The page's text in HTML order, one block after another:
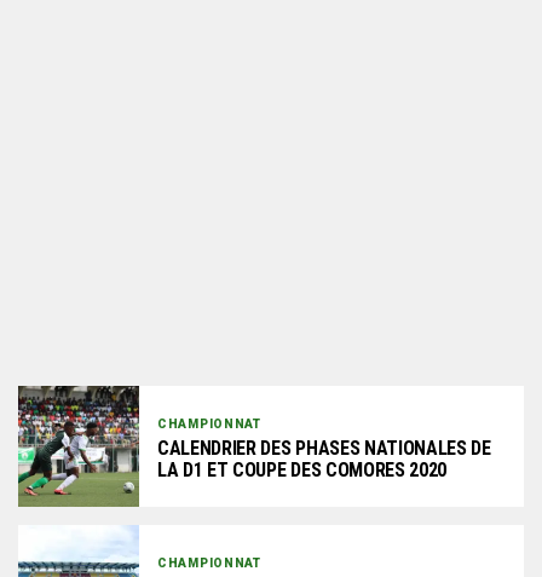
CHAMPIONNAT
CALENDRIER DES PHASES NATIONALES DE
LA D1 ET COUPE DES COMORES 2020
CHAMPIONNAT